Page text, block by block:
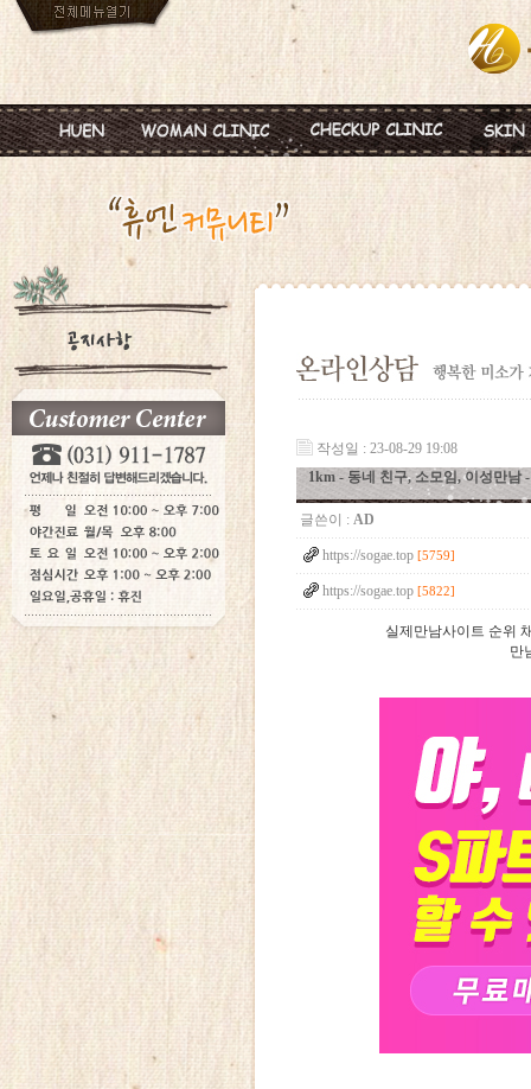
진료안내
진료시간
병원둘러보기
찾아오시는길
피임
월경이상
질염 및 성병
갱년기 및 폐경
여성성형
혈액종합검진
미혼여성검진
초기임신검진
작성일 : 23-08-29 19:08
1km - 동네 친구, 소모임, 이성만남
글쓴이 : AD
https://sogae.top [5759]
https://sogae.top [5822]
실제만남사이트 순위
만